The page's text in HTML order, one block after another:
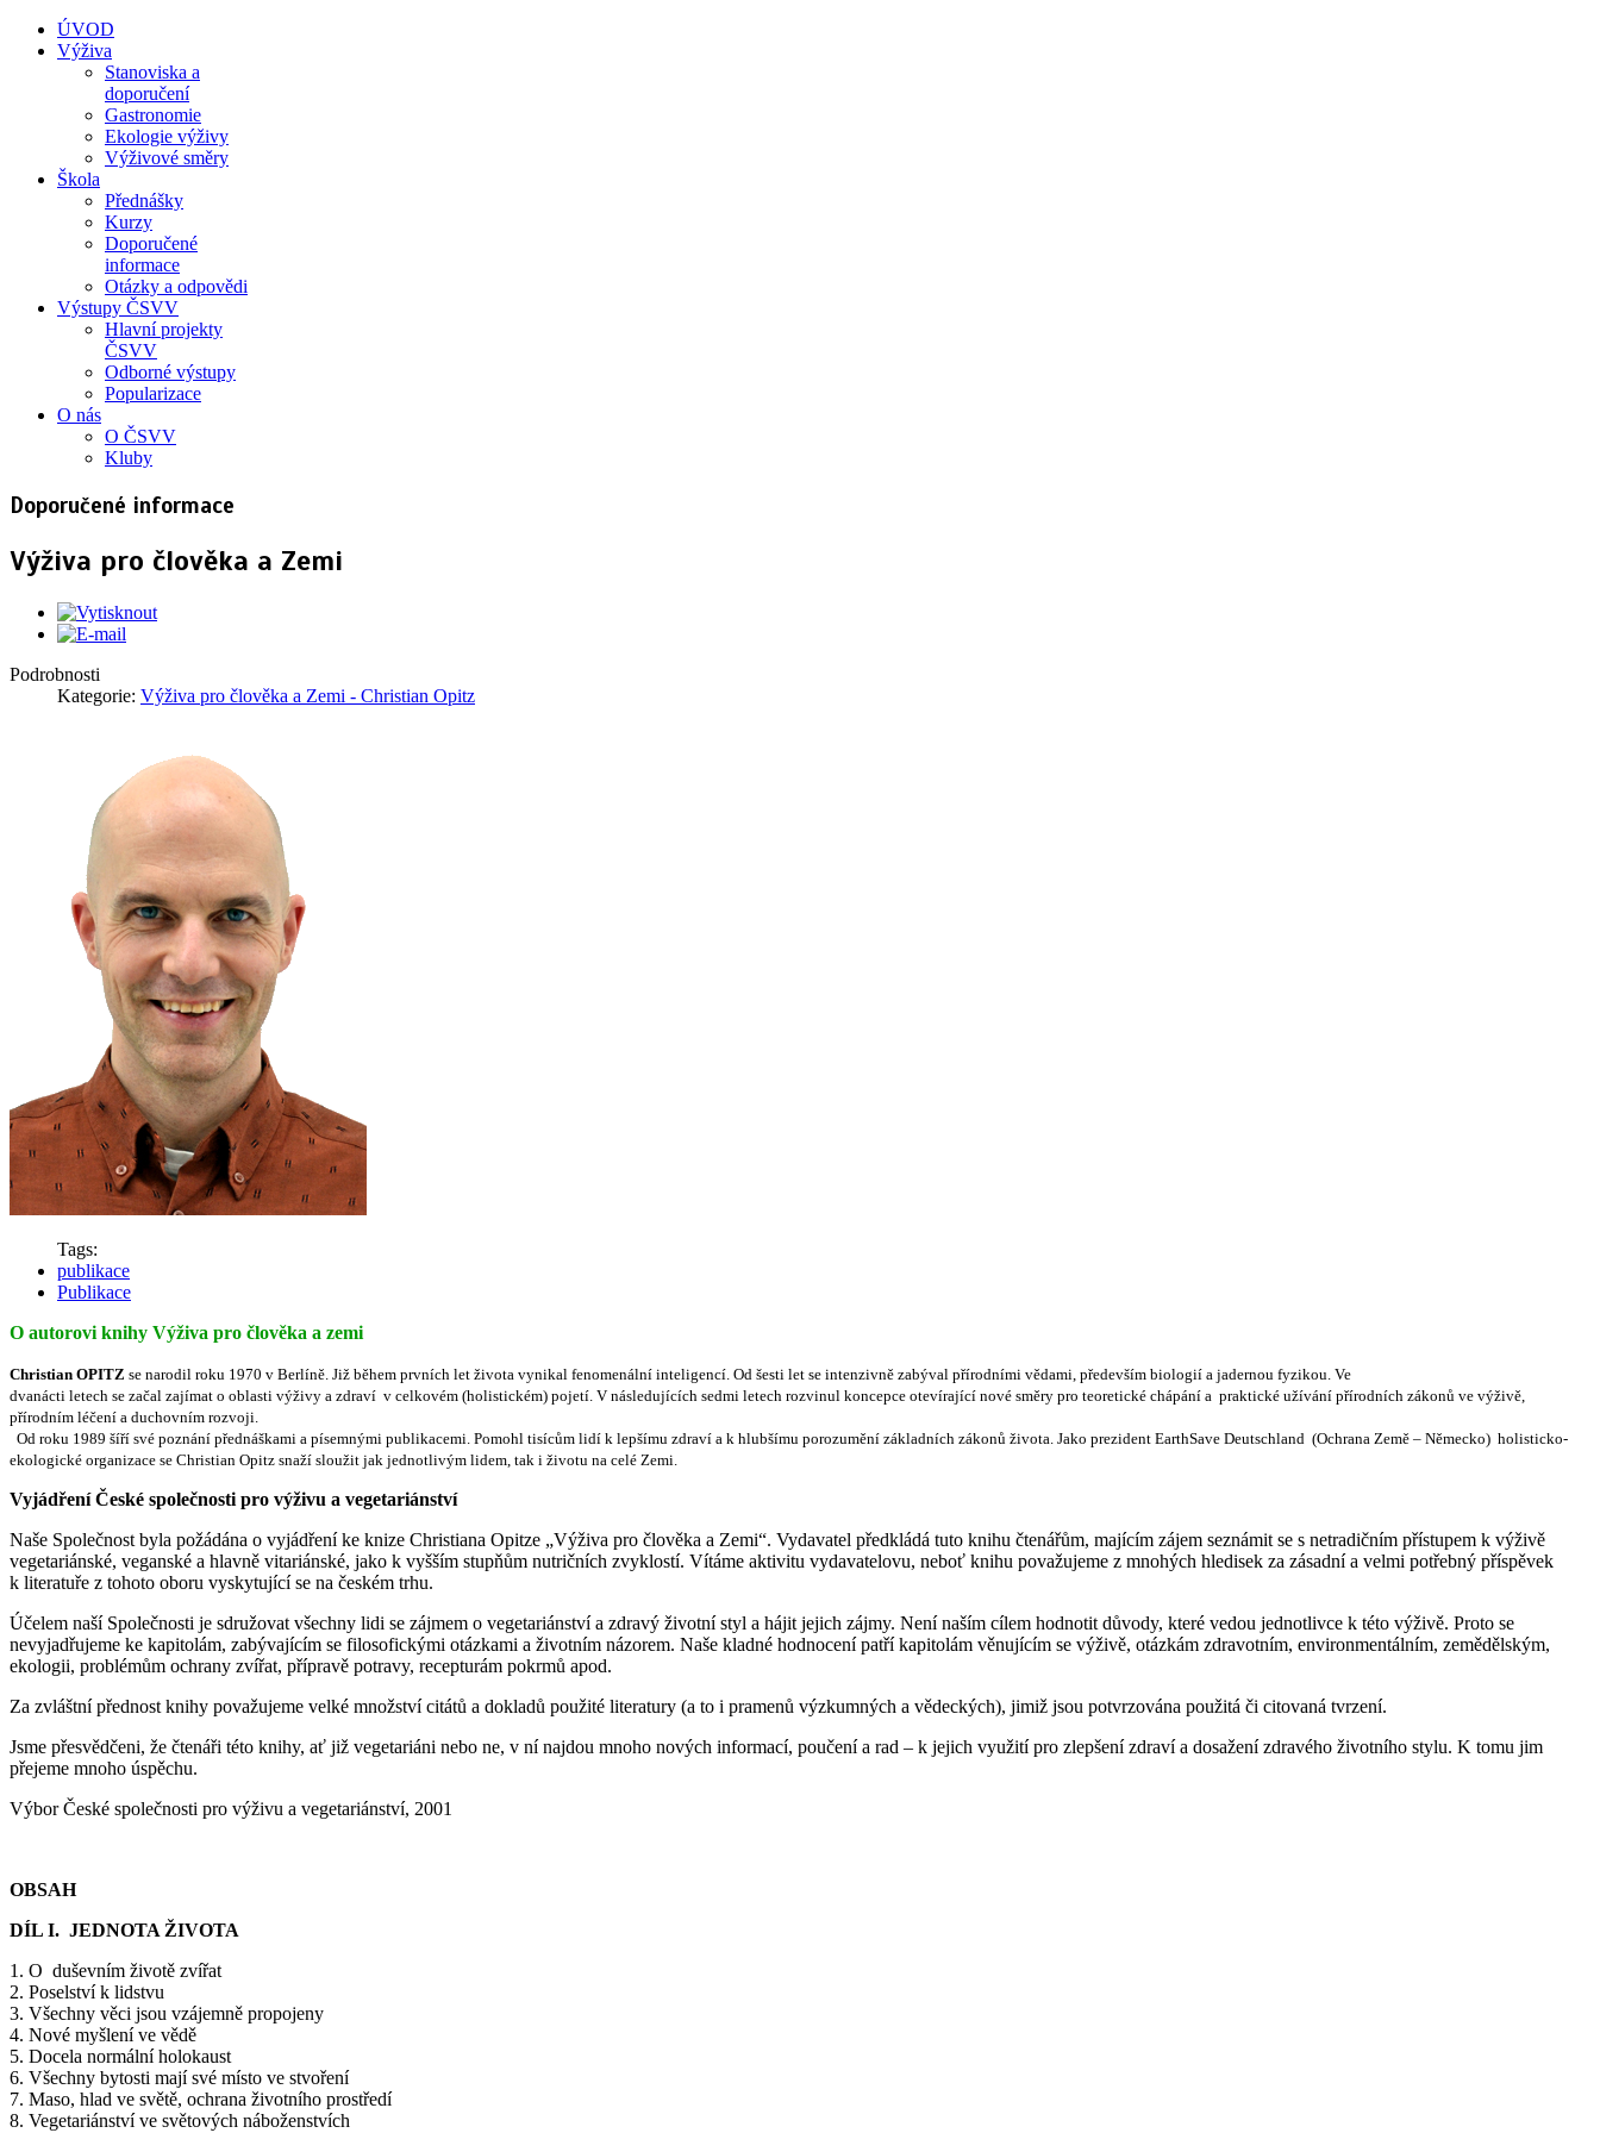
ÚVOD
Výživa
Stanoviska a
doporučení
Gastronomie
Ekologie výživy
Výživové směry
Škola
Přednášky
Kurzy
Doporučené
informace
Otázky a odpovědi
Výstupy ČSVV
Hlavní projekty
ČSVV
Odborné výstupy
Popularizace
O nás
O ČSVV
Kluby
Doporučené informace
Výživa pro člověka a Zemi
Podrobnosti
Kategorie: Výživa pro člověka a Zemi - Christian Opitz
Tags:
publikace
Publikace
O autorovi knihy Výživa pro člověka a zemi
Christian OPITZ se narodil roku 1970 v Berlíně. Již během prvních let života vynikal fenomenální inteligencí. Od šesti let se intenzivně zabýval přírodními vědami, především biologií a jadernou fyzikou. Ve
dvanácti letech se začal zajímat o oblasti výživy a zdraví v celkovém (holistickém) pojetí. V následujících sedmi letech rozvinul koncepce otevírající nové směry pro teoretické chápání a praktické užívání přírodních zákonů ve výživě,
přírodním léčení a duchovním rozvoji.
Od roku 1989 šíří své poznání přednáškami a písemnými publikacemi. Pomohl tisícům lidí k lepšímu zdraví a k hlubšímu porozumění základních zákonů života. Jako prezident EarthSave Deutschland (Ochrana Země – Německo) holisticko-
ekologické organizace se Christian Opitz snaží sloužit jak jednotlivým lidem, tak i životu na celé Zemi.
Vyjádření České společnosti pro výživu a vegetariánství
Naše Společnost byla požádána o vyjádření ke knize Christiana Opitze „Výživa pro člověka a Zemi“. Vydavatel předkládá tuto knihu čtenářům, majícím zájem seznámit se s netradičním přístupem k výživě
vegetariánské, veganské a hlavně vitariánské, jako k vyšším stupňům nutričních zvyklostí. Vítáme aktivitu vydavatelovu, neboť knihu považujeme z mnohých hledisek za zásadní a velmi potřebný příspěvek
k literatuře z tohoto oboru vyskytující se na českém trhu.
Účelem naší Společnosti je sdružovat všechny lidi se zájmem o vegetariánství a zdravý životní styl a hájit jejich zájmy. Není naším cílem hodnotit důvody, které vedou jednotlivce k této výživě. Proto se
nevyjadřujeme ke kapitolám, zabývajícím se filosofickými otázkami a životním názorem. Naše kladné hodnocení patří kapitolám věnujícím se výživě, otázkám zdravotním, environmentálním, zemědělským,
ekologii, problémům ochrany zvířat, přípravě potravy, recepturám pokrmů apod.
Za zvláštní přednost knihy považujeme velké množství citátů a dokladů použité literatury (a to i pramenů výzkumných a vědeckých), jimiž jsou potvrzována použitá či citovaná tvrzení.
Jsme přesvědčeni, že čtenáři této knihy, ať již vegetariáni nebo ne, v ní najdou mnoho nových informací, poučení a rad – k jejich využití pro zlepšení zdraví a dosažení zdravého životního stylu. K tomu jim
přejeme mnoho úspěchu.
Výbor České společnosti pro výživu a vegetariánství, 2001
OBSAH
DÍL I. JEDNOTA ŽIVOTA
1. O duševním životě zvířat
2. Poselství k lidstvu
3. Všechny věci jsou vzájemně propojeny
4. Nové myšlení ve vědě
5. Docela normální holokaust
6. Všechny bytosti mají své místo ve stvoření
7. Maso, hlad ve světě, ochrana životního prostředí
8. Vegetariánství ve světových náboženstvích